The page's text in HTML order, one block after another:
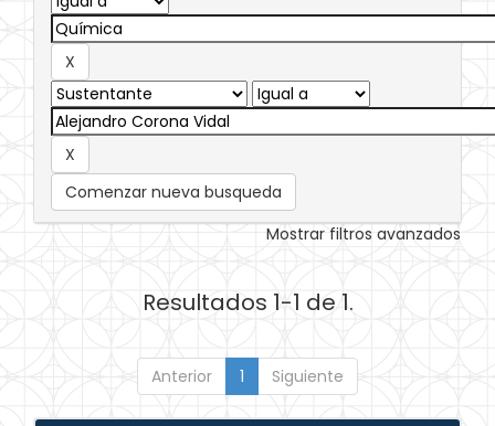
Comenzar nueva busqueda
Mostrar filtros avanzados
Resultados 1-1 de 1.
Anterior 1 Siguiente